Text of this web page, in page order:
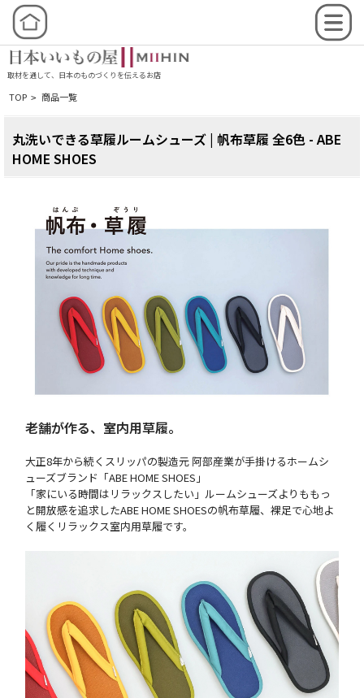
取材を通して、日本のものづくりを伝えるお店
TOP > 商品一覧
丸洗いできる草履ルームシューズ | 帆布草履 全6色 - ABE
HOME SHOES
老舗が作る、室内用草履。
大正8年から続くスリッパの製造元 阿部産業が手掛けるホームシ
ューズブランド「ABE HOME SHOES」
「家にいる時間はリラックスしたい」ルームシューズよりももっ
と開放感を追求したABE HOME SHOESの帆布草履、裸足で心地よ
く履くリラックス室内用草履です。